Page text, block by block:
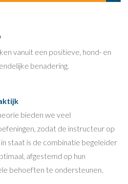
vanuit een positieve, hond- en
benadering.
bieden we veel
zodat de instructeur op
staat is de combinatie begeleider
afgestemd op hun
behoeften te ondersteunen.